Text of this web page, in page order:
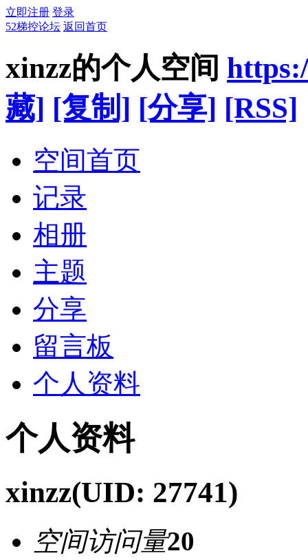
立即注册 登录
52梯控论坛 返回首页
xinzz的个人空间
藏] [复制] [分享] [RSS]
空间首页
记录
相册
主题
分享
留言板
个人资料
个人资料
xinzz(UID: 27741)
空间访问量20